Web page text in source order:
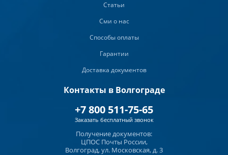
Статьи
Сми о нас
Способы оплаты
Гарантии
Доставка документов
Контакты в Волгограде
+7 800 511-75-65
Заказать бесплатный звонок
Получение документов:
ЦПОС Почты России,
Волгоград, ул. Московская, д. 3